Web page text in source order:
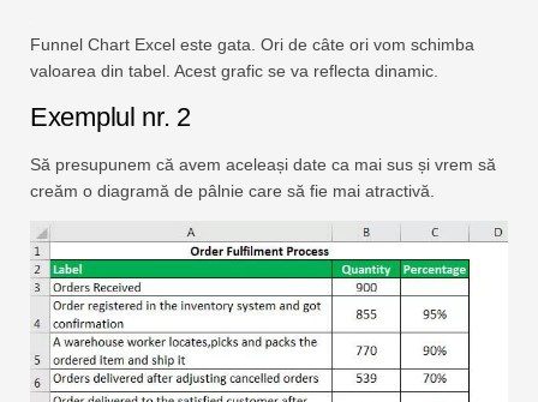
Funnel Chart Excel este gata. Ori de câte ori vom schimba
valoarea din tabel. Acest grafic se va reflecta dinamic.
Exemplul nr. 2
Să presupunem că avem aceleași date ca mai sus și vrem să
creăm o diagramă de pâlnie care să fie mai atractivă.